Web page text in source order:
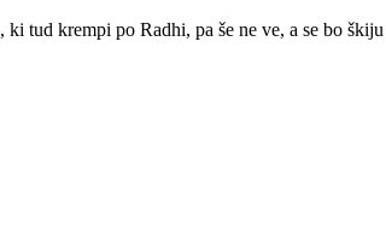
tud krempi po Radhi, pa še ne ve, a se bo